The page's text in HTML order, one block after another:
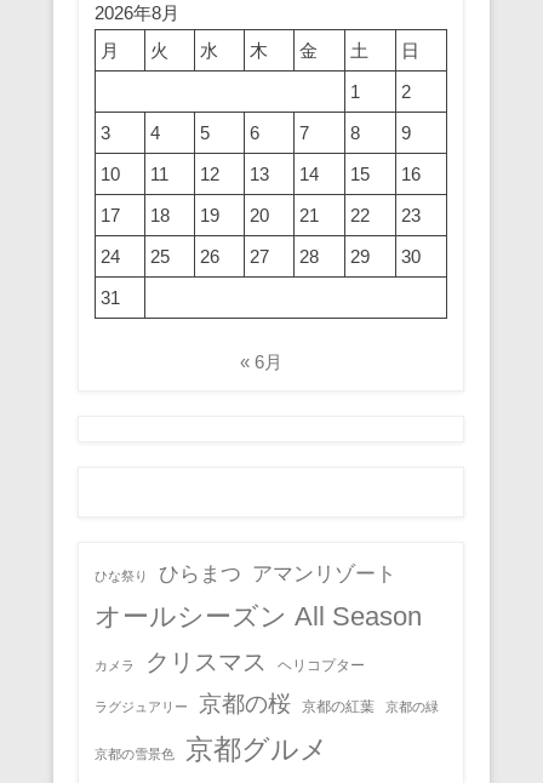
2026年8月
月
火 水 木 金 土
日
1
2
3
4 5 6 7 8
9
10
11 12 13 14 15
16
17
18 19 20 21 22
23
24
25 26 27 28 29
30
31
« 6月
ひな祭り ひらまつ アマンリゾート
オールシーズン All Season
カメラ クリスマス ヘリコプター
ラグジュアリー 京都の桜 京都の紅葉 京都の緑
京都の雪景色 京都グルメ